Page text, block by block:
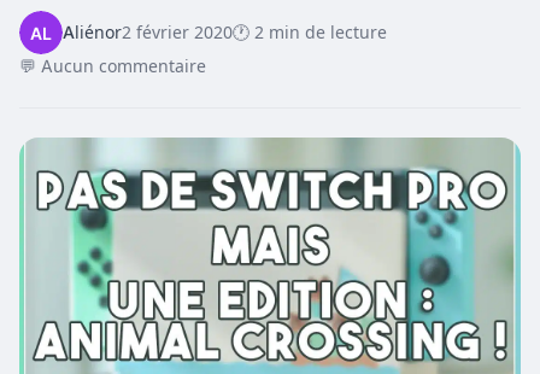
Aliénor2 février 2020🕐 2 min de lecture
💬 Aucun commentaire